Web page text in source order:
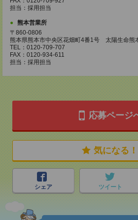
担当：採用担当
熊本営業所
〒860-0806
熊本県熊本市中央区花畑町4番1号 太陽生命熊
TEL：0120-709-707
FAX：0120-934-611
担当：採用担当
応募ページ
気になる！
シェア ツイート